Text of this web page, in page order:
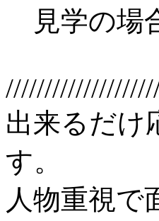
見学の場
出来るだけ
す。
人物重視で